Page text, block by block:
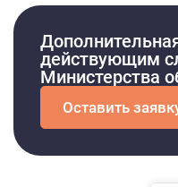
действующим
Министерства
Оставить